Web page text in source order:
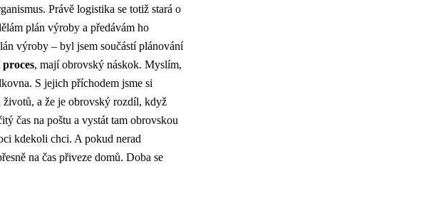
Právě logistika se totiž stará o
plán výroby a předávám ho
výroby – byl jsem součástí plánování
, mají obrovský náskok. Myslím,
S jejich příchodem jsme si
a že je obrovský rozdíl, když
čas na poštu a vystát tam obrovskou
kdekoli chci. A pokud nerad
na čas přiveze domů. Doba se